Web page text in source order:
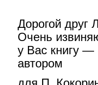
Дорогой друг
Очень
у Вас книгу —
автором